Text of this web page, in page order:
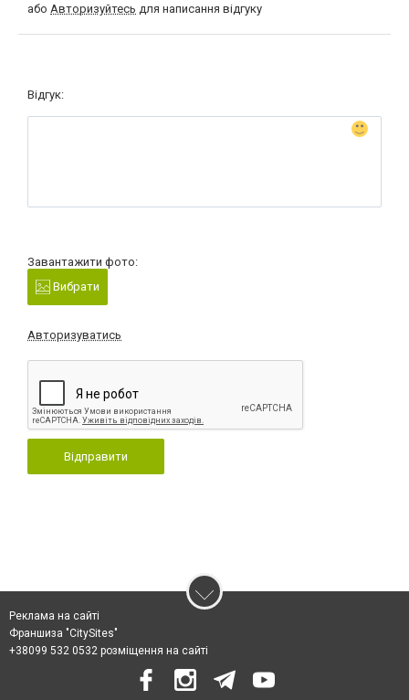
або Авторизуйтесь для написання відгуку
Відгук:
Завантажити фото:
Вибрати
Авторизуватись
Відправити
Реклама на сайті
Франшиза "CitySites"
+38099 532 0532 розміщення на сайті